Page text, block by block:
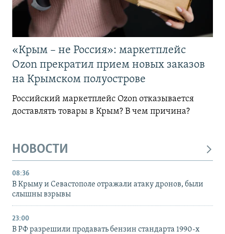
«Крым – не Россия»: маркетплейс
Ozon прекратил прием новых заказов
на Крымском полуострове
Российский маркетплейс Ozon отказывается
доставлять товары в Крым? В чем причина?
НОВОСТИ
08:36
В Крыму и Севастополе отражали атаку дронов, были
слышны взрывы
23:00
В РФ разрешили продавать бензин стандарта 1990-х